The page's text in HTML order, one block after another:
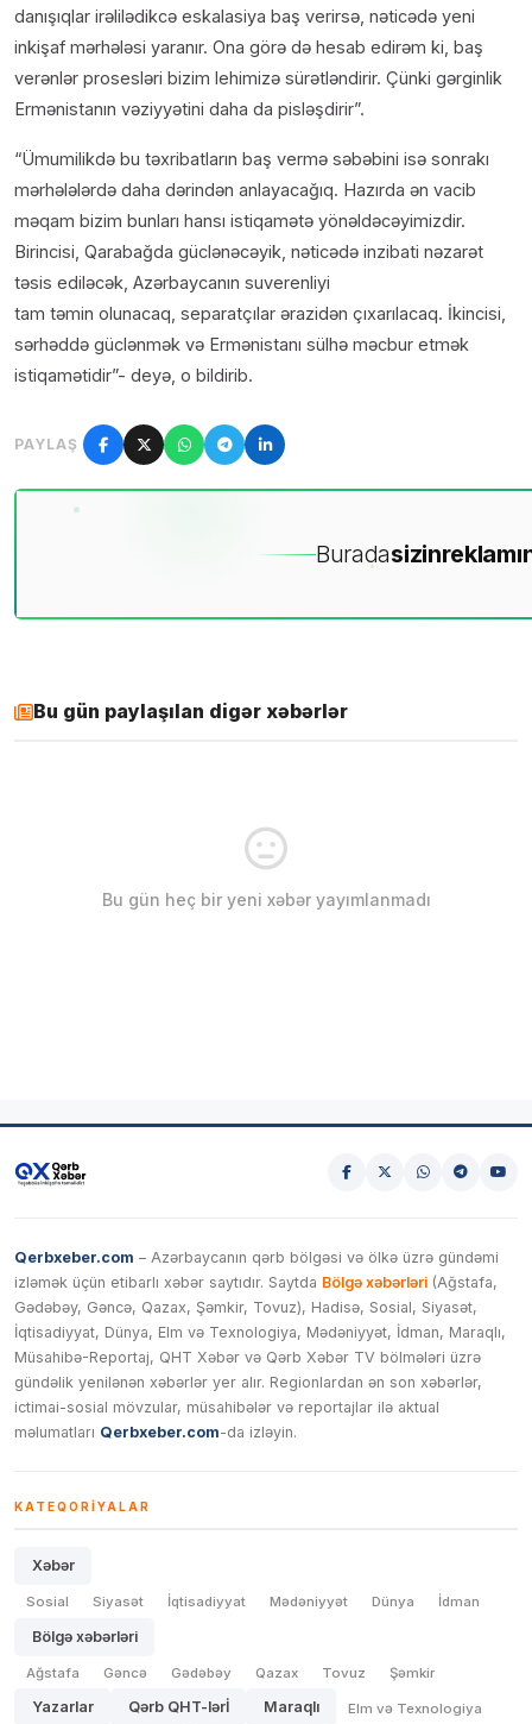
danışıqlar irəlilədikcə eskalasiya baş verirsə, nəticədə yeni
inkişaf mərhələsi yaranır. Ona görə də hesab edirəm ki, baş
verənlər prosesləri bizim lehimizə sürətləndirir. Çünki gərginlik
Ermənistanın vəziyyətini daha da pisləşdirir”.
“Ümumilikdə bu təxribatların baş vermə səbəbini isə sonrakı
mərhələlərdə daha dərindən anlayacağıq. Hazırda ən vacib
məqam bizim bunları hansı istiqamətə yönəldəcəyimizdir.
Birincisi, Qarabağda güclənəcəyik, nəticədə inzibati nəzarət
təsis ediləcək, Azərbaycanın suverenliyi
tam təmin olunacaq, separatçılar ərazidən çıxarılacaq. İkincisi,
sərhəddə güclənmək və Ermənistanı sülhə məcbur etmək
istiqamətidir”- deyə, o bildirib.
PAYLAŞ
Buradasizin
Bu gün paylaşılan digər xəbərlər
Bu gün heç bir yeni xəbər yayımlanmadı
Qerbxeber.com – Azərbaycanın qərb bölgəsi və ölkə üzrə gündəmi
izləmək üçün etibarlı xəbər saytıdır. Saytda Bölgə xəbərləri (Ağstafa,
Gədəbəy, Gəncə, Qazax, Şəmkir, Tovuz), Hadisə, Sosial, Siyasət,
İqtisadiyyat, Dünya, Elm və Texnologiya, Mədəniyyət, İdman, Maraqlı,
Müsahibə-Reportaj, QHT Xəbər və Qərb Xəbər TV bölmələri üzrə
gündəlik yenilənən xəbərlər yer alır. Regionlardan ən son xəbərlər,
ictimai-sosial mövzular, müsahibələr və reportajlar ilə aktual
məlumatları Qerbxeber.com-da izləyin.
KATEQORIYALAR
Xəbər
Sosial Siyasət İqtisadiyyat Mədəniyyət Dünya İdman
Bölgə xəbərləri
Ağstafa Gəncə Gədəbəy Qazax Tovuz Şəmkir
Yazarlar Qərb QHT-lərİ Maraqlı Elm və Texnologiya